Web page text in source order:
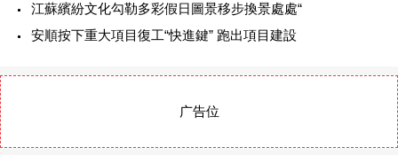
江蘇繽紛文化勾勒多彩假日圖景移步換景處處“
安順按下重大項目復工“快進鍵” 跑出項目建設
广告位